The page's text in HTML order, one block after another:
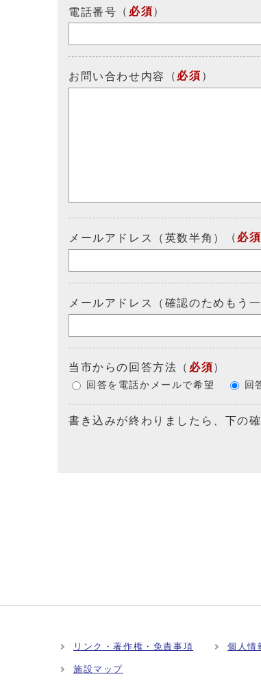
電話番号 （ 必須）
お問い合わせ内容 （ 必須 ）
メールアドレス（英数半角） （ 必須
メールアドレス（確認のためもう
当市からの回答方法 （ 必須）
回答を電話かメールで希望 回
書き込みが終わりましたら、下の
リンク・著作権・免責事項 個人情
施設マップ